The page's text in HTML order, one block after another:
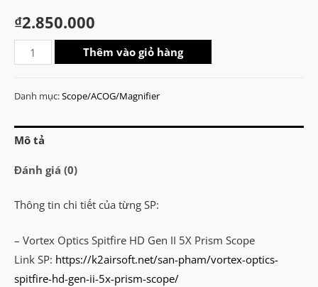
₫2.850.000
Spitfire
HD
5X
Prism
Scope
M1
Mini
Red
Dot
Thêm vào giỏ hàng
Danh mục:Scope/ACOG/Magnifier
Mô tả
Đánh giá (0)
Thông tin chi tiết của từng SP:
– Vortex Optics Spitfire HD Gen II 5X Prism Scope
Link SP: https://k2airsoft.net/san-pham/vortex-optics-
spitfire-hd-gen-ii-5x-prism-scope/